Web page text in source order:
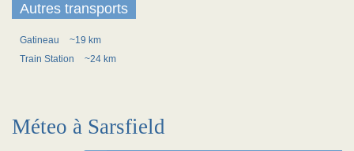
Autres transports
Gatineau
~19 km
Train Station
~24 km
Méteo à Sarsfield